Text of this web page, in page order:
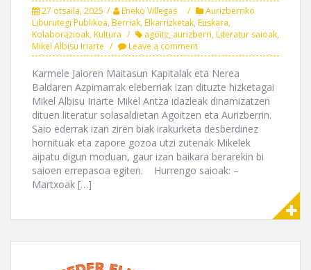
27 otsaila, 2025 Eneko Villegas
Aurizberriko
Liburutegi Publikoa,Berriak,Elkarrizketak,Euskara,
Kolaborazioak,Kultura agoitz, aurizberri,Literatur saioak,
Mikel Albisu Iriarte
Leave a comment
Karmele Jaioren Maitasun Kapitalak eta Nerea
Baldaren Azpimarrak eleberriak izan dituzte hizketagai
Mikel Albisu Iriarte Mikel Antza idazleak dinamizatzen
dituen literatur solasaldietan Agoitzen eta Aurizberrin.
Saio ederrak izan ziren biak irakurketa desberdinez
hornituak eta zapore gozoa utzi zutenak Mikelek
aipatu digun moduan, gaur izan baikara berarekin bi
saioen errepasoa egiten. Hurrengo saioak: –
Martxoak […]